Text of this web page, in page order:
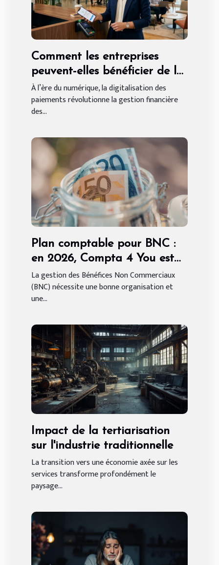
Comment les entreprises
peuvent-elles bénéficier de la
digitalisation des paiements ?
À l’ère du numérique, la digitalisation des
paiements révolutionne la gestion financière
des...
Plan comptable pour BNC :
en 2026, Compta 4 You est
votre partenaire externalisé !
La gestion des Bénéfices Non Commerciaux
(BNC) nécessite une bonne organisation et
une...
Impact de la tertiarisation
sur l'industrie traditionnelle
La transition vers une économie axée sur les
services transforme profondément le
paysage...